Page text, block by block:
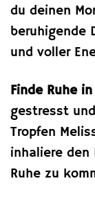
du deinen
beruhigende
und voller
Finde Ruhe
gestresst
Tropfen
inhaliere den
Ruhe zu